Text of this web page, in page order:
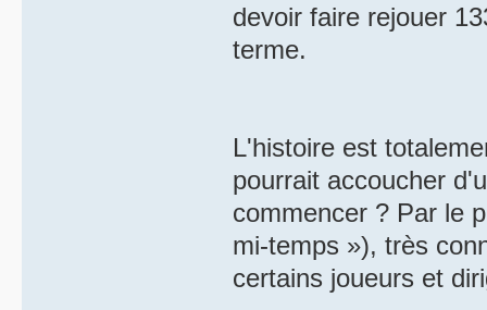
devoir faire rejouer
terme.
L'histoire est
pourrait accoucher
commencer ? Par le
mi-temps »), très
certains joueurs et